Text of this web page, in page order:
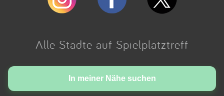
In meiner Nähe suchen
Alle Städte auf Spielplatztreff
Made with love in Cologne.